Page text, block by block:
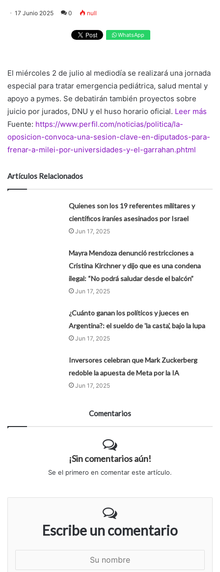
17 Junio 2025 0 null
WhatsApp
El miércoles 2 de julio al mediodía se realizará una jornada
especial para tratar emergencia pediátrica, salud mental y
apoyo a pymes. Se debatirán también proyectos sobre
juicio por jurados, DNU y el huso horario oficial. Leer más
Fuente: https://www.perfil.com/noticias/politica/la-
oposicion-convoca-una-sesion-clave-en-diputados-para-
frenar-a-milei-por-universidades-y-el-garrahan.phtml
Artículos Relacionados
Quienes son los 19 referentes militares y
científicos iraníes asesinados por Israel
Jun 17, 2025
Mayra Mendoza denunció restricciones a
Cristina Kirchner y dijo que es una condena
ilegal: “No podrá saludar desde el balcón”
Jun 17, 2025
¿Cuánto ganan los políticos y jueces en
Argentina?: el sueldo de 'la casta', bajo la lupa
Jun 17, 2025
Inversores celebran que Mark Zuckerberg
redoble la apuesta de Meta por la IA
Jun 17, 2025
Comentarios
¡Sin comentarios aún!
Se el primero en comentar este artículo.
Escribe un comentario